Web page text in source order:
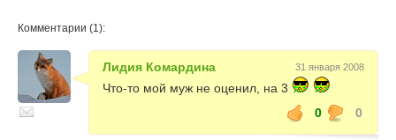
Комментарии (1):
Лидия Комардина 31 января 2008
Что-то мой муж не оценил, на 3
0
0